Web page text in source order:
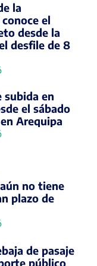
la
el
desde la
desfile de 8
subida en
el sábado
Arequipa
no tiene
plazo de
de pasaje
público